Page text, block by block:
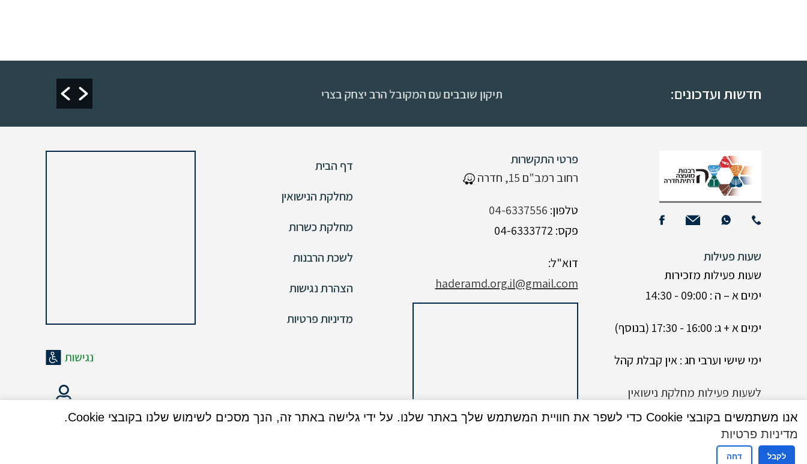
חדשות ועדכונים: תיקון שובבים עם המקובל הרב יצחק בצרי
דף הבית
מחלקת הנישואין
מחלקת כשרות
לשכת הרבנות
הצהרת נגישות
מדיניות פרטיות
פרטי התקשרות
רחוב רמב"ם 15, חדרה
טלפון: 04-6337556
פקס: 04-6333772
דוא"ל:
haderamd.org.il@gmail.com
שעות פעילות
שעות פעילות מזכירות
ימים א – ה : 09:00 - 14:30
ימים א + ג: 16:00 - 17:30 (בנוסף)
ימי שישי וערבי חג : אין קבלת קהל
לשעות פעילות מחלקת נישואין
אנו משתמשים בקובצי Cookie כדי לשפר את חוויית המשתמש שלך באתר שלנו. על ידי גלישה באתר זה, הנך מסכים לשימוש שלנו בקובצי Cookie.
מדיניות פרטיות
לקבל דחה